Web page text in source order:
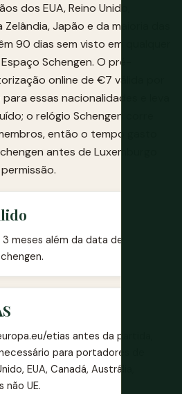
dos EUA, Reino Unido,
Japão e da maioria das
90 dias sem visto em qualquer
Schengen. O pré-
online de €7 válida por
essas nacionalidades e leva
o relógio Schengen corre
então o tempo gasto
antes de Luxemburgo
meses além da data de
etias antes da partida,
para portadores de
EUA, Canadá, Austrália,
não UE.